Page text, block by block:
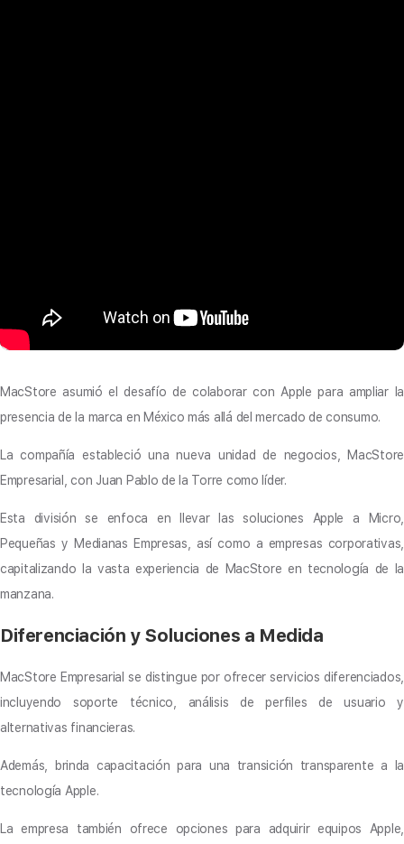
MacStore asumió el desafío de colaborar con Apple para ampliar la
presencia de la marca en México más allá del mercado de consumo.
La compañía estableció una nueva unidad de negocios, MacStore
Empresarial, con Juan Pablo de la Torre como líder.
Esta división se enfoca en llevar las soluciones Apple a Micro,
Pequeñas y Medianas Empresas, así como a empresas corporativas,
capitalizando la vasta experiencia de MacStore en tecnología de la
manzana.
Diferenciación y Soluciones a Medida
MacStore Empresarial se distingue por ofrecer servicios diferenciados,
incluyendo soporte técnico, análisis de perfiles de usuario y
alternativas financieras.
Además, brinda capacitación para una transición transparente a la
tecnología Apple.
La empresa también ofrece opciones para adquirir equipos Apple,